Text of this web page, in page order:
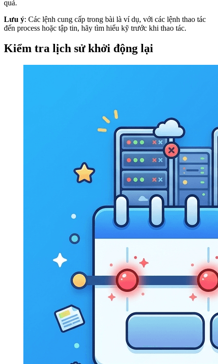
quả.
Lưu ý: Các lệnh cung cấp trong bài là ví dụ, với các lệnh thao tác
đến process hoặc tập tin, hãy tìm hiểu kỹ trước khi thao tác.
Kiểm tra lịch sử khởi động lại